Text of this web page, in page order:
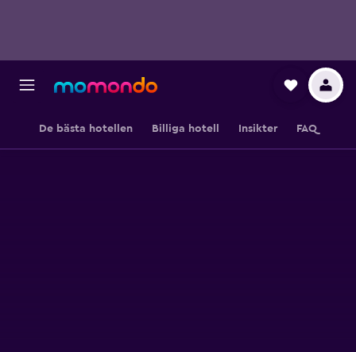
De bästa hotellen Billiga hotell Insikter FAQ